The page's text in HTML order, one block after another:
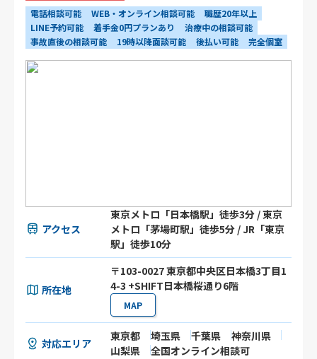
電話相談可能 WEB・オンライン相談可能
職歴20年以上
LINE予約可能
着手金0円プランあり
治療中の相談可能
事故直後の相談可能
19時以降面談可能 後払い可能 完全個室
アクセス
東京メトロ「日本橋駅」徒歩3分 / 東京
メトロ「茅場町駅」徒歩5分 / JR「東京
駅」徒歩10分
所在地
〒103-0027 東京都中央区日本橋3丁目1
4-3 +SHIFT日本橋桜通り6階
MAP
対応エリア
東京都 埼玉県 千葉県
神奈川県
山梨県
全国オンライン相談可